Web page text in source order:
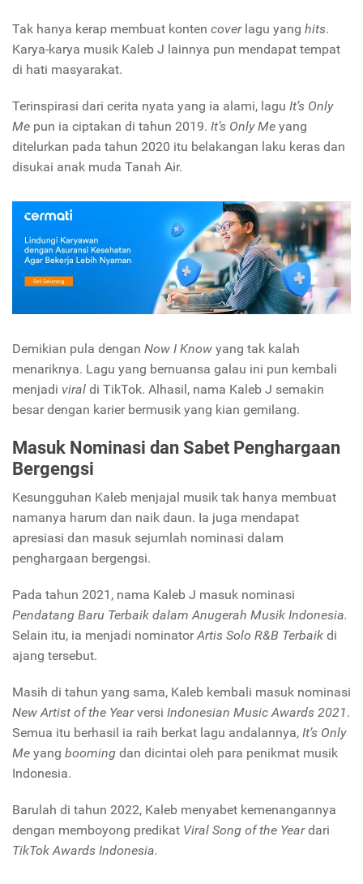
Tak hanya kerap membuat konten coverlagu yang hits.
Karya-karya musik Kaleb J lainnya pun mendapat tempat
di hati masyarakat.
Terinspirasi dari cerita nyata yang ia alami, lagu It’s Only
Me pun ia ciptakan di tahun 2019. It’s Only Me yang
ditelurkan pada tahun 2020 itu belakangan laku keras dan
disukai anak muda Tanah Air.
Demikian pula dengan Now I Know yang tak kalah
menariknya. Lagu yang bernuansa galau ini pun kembali
menjadi viral di TikTok. Alhasil, nama Kaleb J semakin
besar dengan karier bermusik yang kian gemilang.
Masuk Nominasi dan Sabet Penghargaan
Bergengsi
Kesungguhan Kaleb menjajal musik tak hanya membuat
namanya harum dan naik daun. Ia juga mendapat
apresiasi dan masuk sejumlah nominasi dalam
penghargaan bergengsi.
Pada tahun 2021, nama Kaleb J masuk nominasi
Pendatang Baru Terbaik dalam Anugerah Musik Indonesia.
Selain itu, ia menjadi nominatorArtis Solo R&B Terbaik di
ajang tersebut.
Masih di tahun yang sama, Kaleb kembali masuk nominasi
New Artist of the Yearversi Indonesian Music Awards 2021.
Semua itu berhasil ia raih berkat lagu andalannya, It’s Only
Me yang booming dan dicintai oleh para penikmat musik
Indonesia.
Barulah di tahun 2022, Kaleb menyabet kemenangannya
dengan memboyong predikat Viral Song of the Yeardari
TikTok Awards Indonesia.